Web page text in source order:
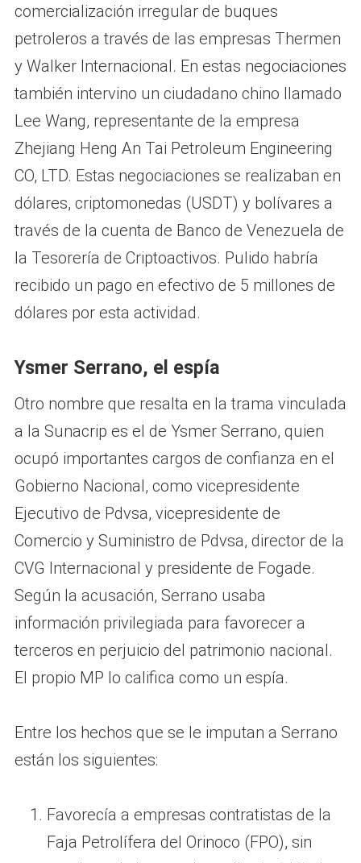
comercialización irregular de buques
petroleros a través de las empresas Thermen
y Walker Internacional. En estas negociaciones
también intervino un ciudadano chino llamado
Lee Wang, representante de la empresa
Zhejiang Heng An Tai Petroleum Engineering
CO, LTD. Estas negociaciones se realizaban en
dólares, criptomonedas (USDT) y bolívares a
través de la cuenta de Banco de Venezuela de
la Tesorería de Criptoactivos. Pulido habría
recibido un pago en efectivo de 5 millones de
dólares por esta actividad.
Ysmer Serrano, el espía
Otro nombre que resalta en la trama vinculada
a la Sunacrip es el de Ysmer Serrano, quien
ocupó importantes cargos de confianza en el
Gobierno Nacional, como vicepresidente
Ejecutivo de Pdvsa, vicepresidente de
Comercio y Suministro de Pdvsa, director de la
CVG Internacional y presidente de Fogade.
Según la acusación, Serrano usaba
información privilegiada para favorecer a
terceros en perjuicio del patrimonio nacional.
El propio MP lo califica como un espía.
Entre los hechos que se le imputan a Serrano
están los siguientes:
Favorecía a empresas contratistas de la
Faja Petrolífera del Orinoco (FPO), sin